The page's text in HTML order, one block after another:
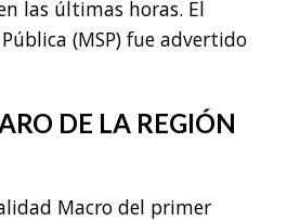
las últimas horas. El
(MSP) fue advertido
DE LA REGIÓN
Macro del primer